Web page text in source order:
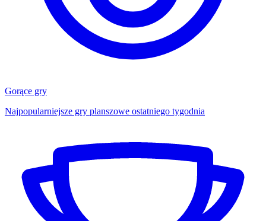
Gorące gry
Najpopularniejsze gry planszowe ostatniego tygodnia